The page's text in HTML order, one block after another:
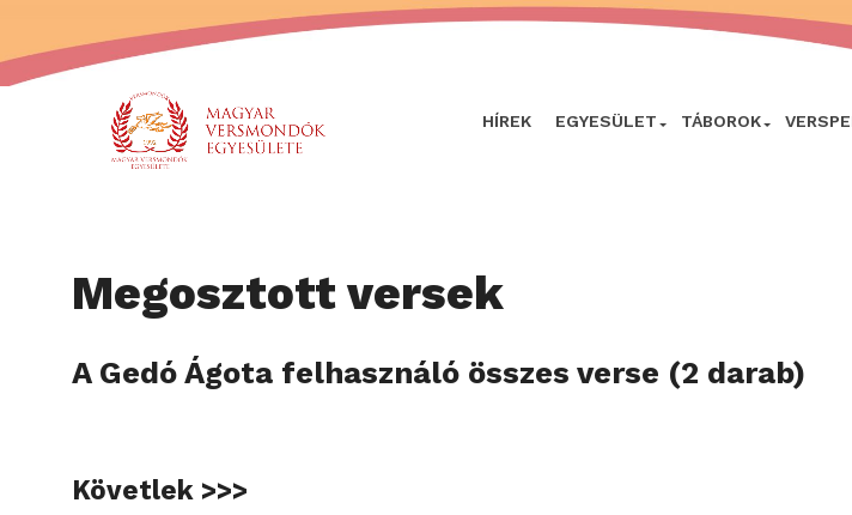
HÍREK EGYESÜLET TÁBOROK
Megosztott versek
A Gedó Ágota felhasználó összes verse (2 darab)
Követlek >>>